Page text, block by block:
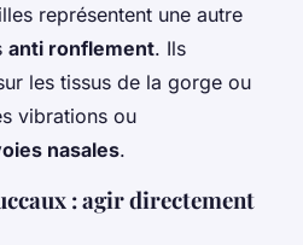
représentent une autre
anti ronflement. Ils
les tissus de la gorge ou
vibrations ou
nasales.
: agir directement